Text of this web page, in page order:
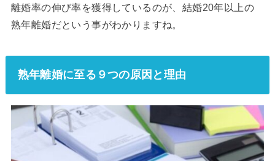
離婚率の伸び率を獲得しているのが、結婚20年以上の
熟年離婚だという事がわかりますね。
熟年離婚に至る９つの原因と理由